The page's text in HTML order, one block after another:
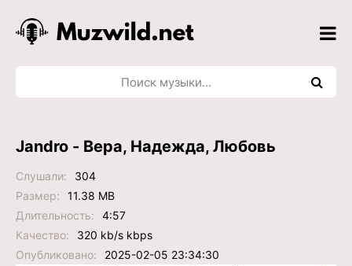
Jandro - Вера, Надежда, Любовь
Слушали:
304
Размер:
11.38 MB
Длительность:
4:57
Качество:
320 kb/s kbps
Опубликовано:
2025-02-05 23:34:30